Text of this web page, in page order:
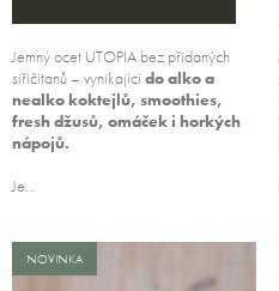
Jemný ocet UTOPIA bez přidaných
siřičitanů – vynikajícído alko a
nealko koktejlů, smoothies,
fresh džusů, omáček i horkých
nápojů.
Je…
NOVINKA